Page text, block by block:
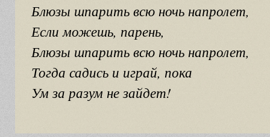
Блюзы шпарить всю ночь напролет,
Если можешь, парень,
Блюзы шпарить всю ночь напролет,
Тогда садись и играй, пока
Ум за разум не зайдет!